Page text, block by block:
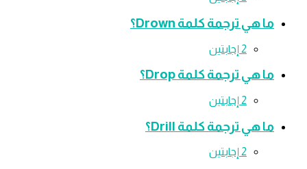
ما هي ترجمة كلمة Drown؟
ما هي ترجمة كلمة Drop؟
ما هي ترجمة كلمة Drill؟